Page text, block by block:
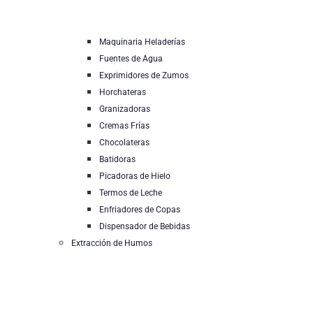
Maquinaria Heladerías
Fuentes de Agua
Exprimidores de Zumos
Horchateras
Granizadoras
Cremas Frías
Chocolateras
Batidoras
Picadoras de Hielo
Termos de Leche
Enfriadores de Copas
Dispensador de Bebidas
Extracción de Humos